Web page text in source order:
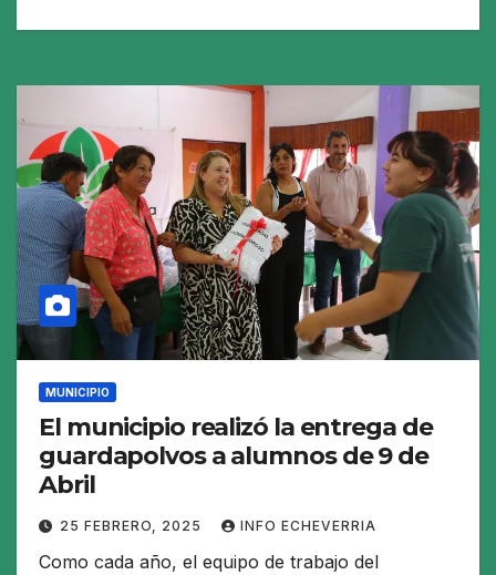
MUNICIPIO
El municipio realizó la entrega de
guardapolvos a alumnos de 9 de
Abril
25 FEBRERO, 2025 INFO ECHEVERRIA
Como cada año, el equipo de trabajo del